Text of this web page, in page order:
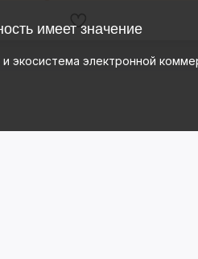
имеет значение
экосистема электронной